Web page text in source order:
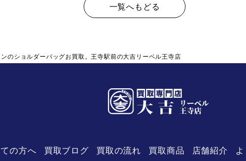
一覧へもどる
ンのショルダーバッグお買取。王寺駅前の大吉リーベル王寺店
リーベル
の方へ 買取ブログ 買取の流れ 買取商品 店舗紹介